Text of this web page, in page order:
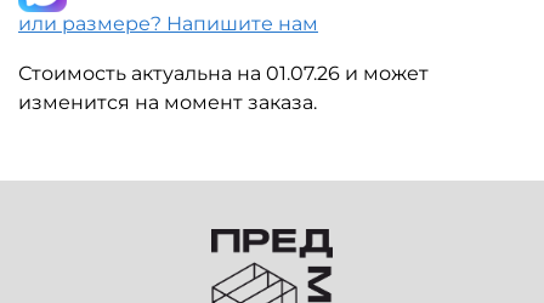
или размере? Напишите нам
Стоимость актуальна на 01.07.26 и может
изменится на момент заказа.